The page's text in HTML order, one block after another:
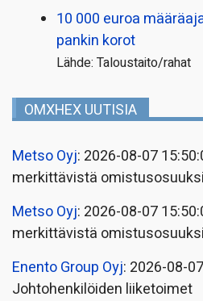
10 000 euroa
pankin korot
Lähde: Taloustaito/rahat
OMXHEX UUTISIA
Metso Oyj: 2026-08-07
merkittävistä
Metso Oyj: 2026-08-07
merkittävistä
Enento Group Oyj: 2026-08-
Johtohenkilöiden liiketoimet